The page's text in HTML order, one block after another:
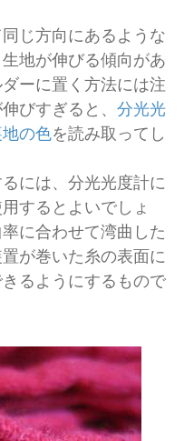
じ方向にあるような
地が伸びる傾向があ
ーに置く方法には注
びすぎると、 分光光
の色を読み取ってし
には、分光光度計に
するとよいでしょ
に合わせて湾曲した
が巻いた糸の表面に
るようにするもので